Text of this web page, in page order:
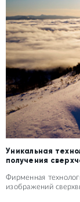
Уникальная
получения
Фирменная
изображений